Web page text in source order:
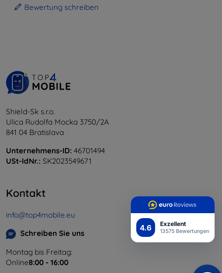
4.6 Exzellent
13575 Bewertungen
Bewertung schreiben
Shield-Sk s.r.o.
Ulica Rudolfa Mocka 3750/2A
841 04 Bratislava
Unternehmens-ID: 46701494
USt-IdNr.: SK2023549671
Kontakt
info@top4mobile.eu
Schreiben Sie uns
Montag bis Freitag:
Online8:00 - 16:00